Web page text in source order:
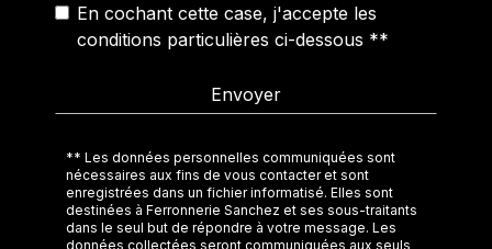
En cochant cette case, j'accepte les
conditions particulières ci-dessous **
Envoyer
** Les données personnelles communiquées sont
nécessaires aux fins de vous contacter et sont
enregistrées dans un fichier informatisé. Elles sont
destinées à Ferronnerie Sanchez et ses sous-traitants
dans le seul but de répondre à votre message. Les
données collectées seront communiquées aux seuls